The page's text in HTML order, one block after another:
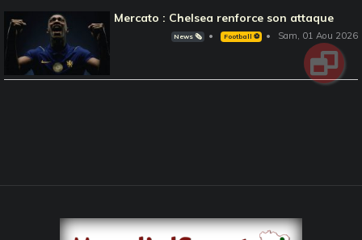
Mercato : Chelsea renforce son attaque
News 🗞️ Football ⚽️ Sam, 01 Aou 2026